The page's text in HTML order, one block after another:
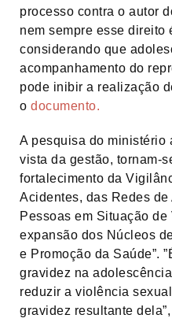
processo contra o autor
nem sempre esse direito
considerando que
acompanhamento do
pode inibir a realização
o documento.
A pesquisa do ministério
vista da gestão, tornam-
fortalecimento da
Acidentes, das Redes
Pessoas em Situação
expansão dos Núcleos
e Promoção da Saúde”.
gravidez na
reduzir a violência
gravidez resultante